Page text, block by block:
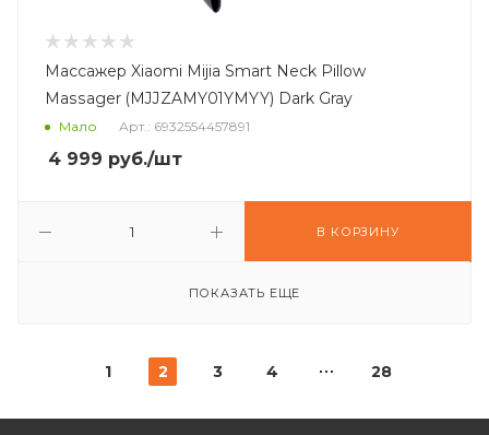
Массажер Xiaomi Mijia Smart Neck Pillow
Massager (MJJZAMY01YMYY) Dark Gray
Мало Арт.: 6932554457891
4 999 руб./шт
В КОРЗИНУ
ПОКАЗАТЬ ЕЩЕ
1 2 3 4 28